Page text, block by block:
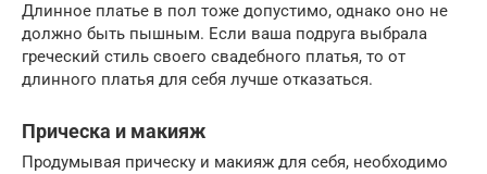
Длинное платье в пол тоже допустимо, однако оно не
должно быть пышным. Если ваша подруга выбрала
греческий стиль своего свадебного платья, то от
длинного платья для себя лучше отказаться.
Прическа и макияж
Продумывая прическу и макияж для себя, необходимо